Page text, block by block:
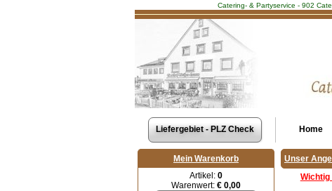
Catering- & Partyservice - 902
Liefergebiet - PLZ Check Home
Mein Warenkorb
Artikel: 0
Warenwert: € 0,00
Unser
Wichtig